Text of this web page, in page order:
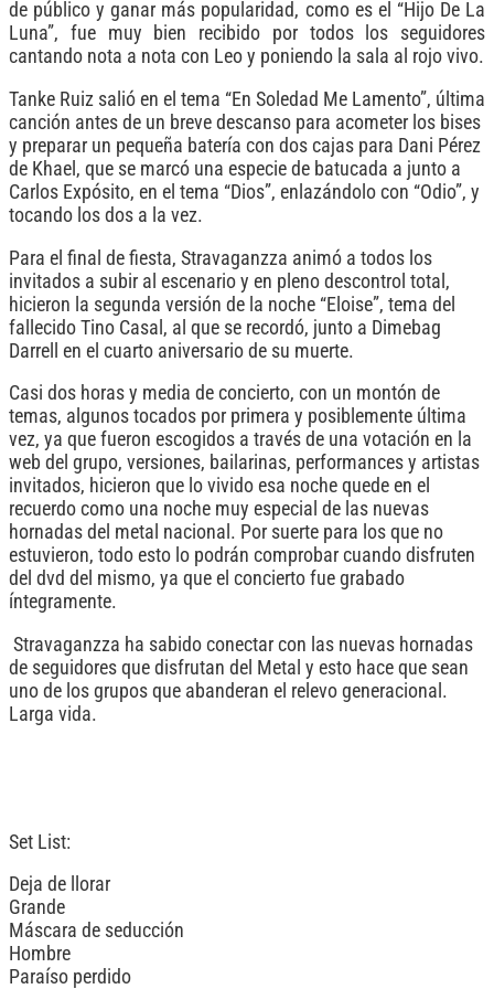
de público y ganar más popularidad, como es el “Hijo De La
Luna”, fue muy bien recibido por todos los seguidores
cantando nota a nota con Leo y poniendo la sala al rojo vivo.
Tanke Ruiz salió en el tema “En Soledad Me Lamento”, última
canción antes de un breve descanso para acometer los bises
y preparar un pequeña batería con dos cajas para Dani Pérez
de Khael, que se marcó una especie de batucada a junto a
Carlos Expósito, en el tema “Dios”, enlazándolo con “Odio”, y
tocando los dos a la vez.
Para el final de fiesta, Stravaganzza animó a todos los
invitados a subir al escenario y en pleno descontrol total,
hicieron la segunda versión de la noche “Eloise”, tema del
fallecido Tino Casal, al que se recordó, junto a Dimebag
Darrell en el cuarto aniversario de su muerte.
Casi dos horas y media de concierto, con un montón de
temas, algunos tocados por primera y posiblemente última
vez, ya que fueron escogidos a través de una votación en la
web del grupo, versiones, bailarinas, performances y artistas
invitados, hicieron que lo vivido esa noche quede en el
recuerdo como una noche muy especial de las nuevas
hornadas del metal nacional. Por suerte para los que no
estuvieron, todo esto lo podrán comprobar cuando disfruten
del dvd del mismo, ya que el concierto fue grabado
íntegramente.
Stravaganzza ha sabido conectar con las nuevas hornadas
de seguidores que disfrutan del Metal y esto hace que sean
uno de los grupos que abanderan el relevo generacional.
Larga vida.
Set List:
Deja de llorar
Grande
Máscara de seducción
Hombre
Paraíso perdido